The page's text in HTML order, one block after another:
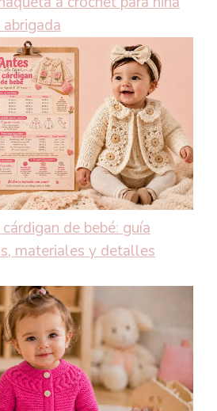
de bebé: guía
materiales y detalles